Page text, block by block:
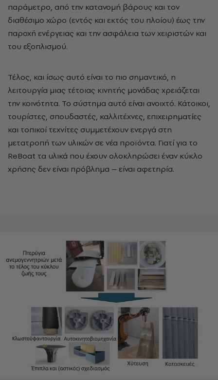
παράμετρο, από την κατανομή βάρους και τον
διαθέσιμο χώρο (εντός και εκτός του πλοίου) έως την
παροχή ενέργειας και την ασφάλεια των χειριστών και
του εξοπλισμού.
Τέλος, και ίσως αυτό είναι το πιο σημαντικό, η
λειτουργία μιας τέτοιας κινητής μονάδας χρειάζεται
την κοινότητα. Το σύστημα αυτό είναι ανοιχτό. Κάτοικοι,
τουρίστες, σπουδαστές, καλλιτέχνες, επιχειρηματίες
και τοπικοί τεχνίτες συμμετέχουν ενεργά στη
μετατροπή των υλικών σε νέα προϊόντα. Γιατί για το
ReBoat τα υλικά που έχουν ολοκληρώσει έναν κύκλο
χρήσης δεν είναι πρόβλημα – είναι αφετηρία.